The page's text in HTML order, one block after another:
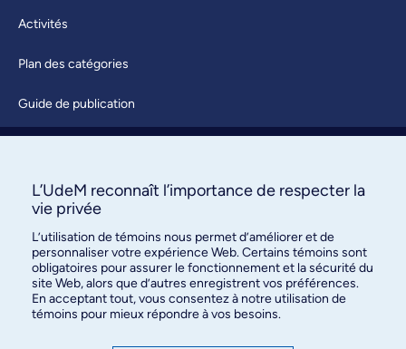
Activités
Plan des catégories
Guide de publication
À propos / Nous joindre
L’UdeM reconnaît l’importance de respecter la
vie privée
L’utilisation de témoins nous permet d’améliorer et de
personnaliser votre expérience Web. Certains témoins sont
obligatoires pour assurer le fonctionnement et la sécurité du
site Web, alors que d’autres enregistrent vos préférences.
En acceptant tout, vous consentez à notre utilisation de
témoins pour mieux répondre à vos besoins.